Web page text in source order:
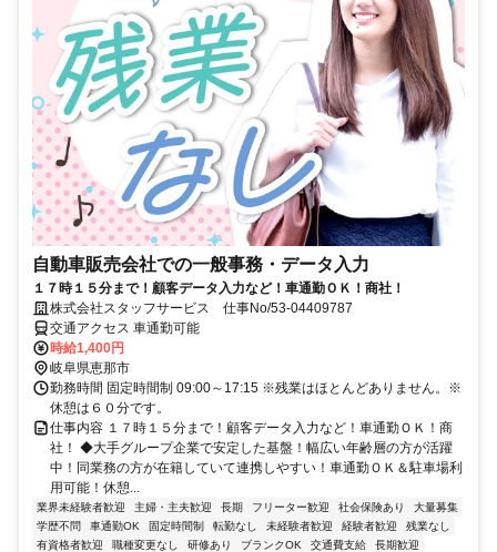
自動車販売会社での一般事務・データ入力
１７時１５分まで！顧客データ入力など！車通勤ＯＫ！商社！
株式会社スタッフサービス 仕事No/53-04409787
交通アクセス 車通勤可能
時給1,400円
岐阜県恵那市
勤務時間 固定時間制 09:00～17:15 ※残業はほとんどありません。※
休憩は６０分です。
仕事内容 １７時１５分まで！顧客データ入力など！車通勤ＯＫ！商
社！ ◆大手グループ企業で安定した基盤！幅広い年齢層の方が活躍
中！同業務の方が在籍していて連携しやすい！車通勤ＯＫ＆駐車場利
用可能！休憩...
業界未経験者歓迎 主婦・主夫歓迎 長期 フリーター歓迎 社会保険あり
大量募集
学歴不問
車通勤OK 固定時間制 転勤なし 未経験者歓迎 経験者歓迎
残業なし
有資格者歓迎
職種変更なし 研修あり ブランクOK 交通費支給
長期歓迎